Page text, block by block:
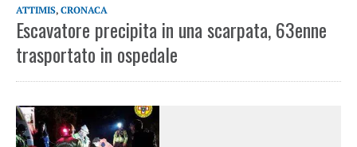
ATTIMIS, CRONACA
Escavatore precipita in una scarpata, 63enne
trasportato in ospedale